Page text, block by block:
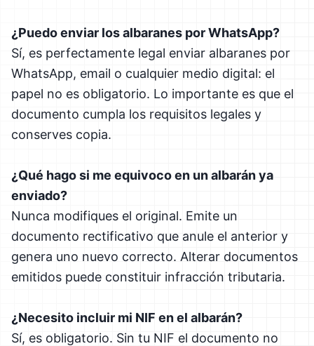
¿Puedo enviar los albaranes por WhatsApp?
Sí, es perfectamente legal enviar albaranes por
WhatsApp, email o cualquier medio digital: el
papel no es obligatorio. Lo importante es que el
documento cumpla los requisitos legales y
conserves copia.
¿Qué hago si me equivoco en un albarán ya
enviado?
Nunca modifiques el original. Emite un
documento rectificativo que anule el anterior y
genera uno nuevo correcto. Alterar documentos
emitidos puede constituir infracción tributaria.
¿Necesito incluir mi NIF en el albarán?
Sí, es obligatorio. Sin tu NIF el documento no